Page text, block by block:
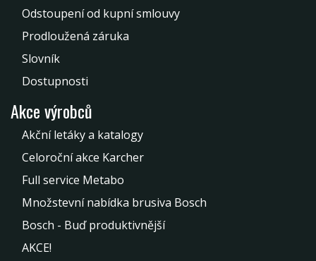
Odstoupení od kupní smlouvy
Prodloužená záruka
Slovník
Dostupnosti
Akce výrobců
Akční letáky a katalogy
Celoroční akce Karcher
Full service Metabo
Množstevní nabídka brusiva Bosch
Bosch - Buď produktivnější
AKCE!